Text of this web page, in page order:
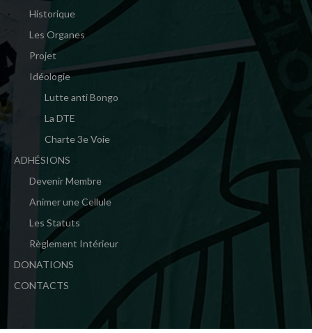
Historique
Les Organes
Projet
Idéologie
Lutte anti Bongo
La DTE
Charte 3e Voie
ADHÉSIONS
Devenir Membre
Animer une Cellule
Les Statuts
Règlement Intérieur
DONATIONS
CONTACTS